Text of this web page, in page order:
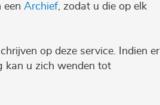
een Archief , zodat u die op elk
op deze service. Indien er
kan u zich wenden tot